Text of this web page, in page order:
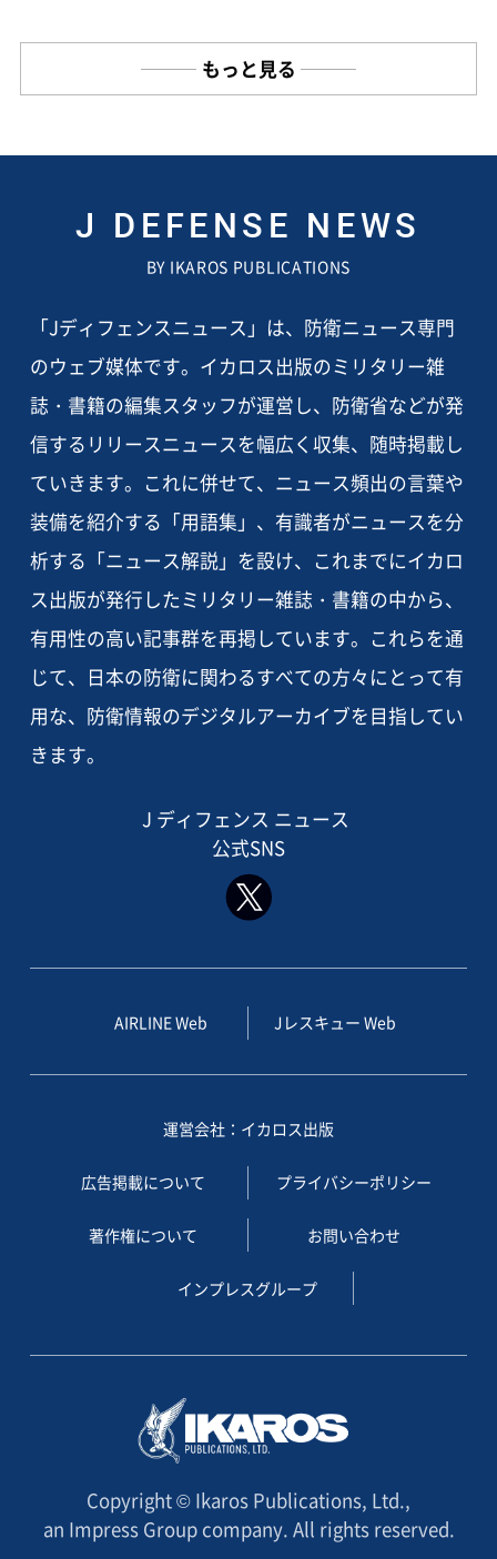
もっと見る
J DEFENSE NEWS
BY IKAROS PUBLICATIONS
「Jディフェンスニュース」は、防衛ニュース専門
のウェブ媒体です。イカロス出版のミリタリー雑
誌・書籍の編集スタッフが運営し、防衛省などが発
信するリリースニュースを幅広く収集、随時掲載し
ていきます。これに併せて、ニュース頻出の言葉や
装備を紹介する「用語集」、有識者がニュースを分
析する「ニュース解説」を設け、これまでにイカロ
ス出版が発行したミリタリー雑誌・書籍の中から、
有用性の高い記事群を再掲しています。これらを通
じて、日本の防衛に関わるすべての方々にとって有
用な、防衛情報のデジタルアーカイブを目指してい
きます。
J ディフェンス ニュース
公式SNS
AIRLINE Web Jレスキュー Web
運営会社：イカロス出版
広告掲載について プライバシーポリシー
著作権について お問い合わせ
インプレスグループ
Copyright © Ikaros Publications, Ltd.,
an Impress Group company. All rights reserved.